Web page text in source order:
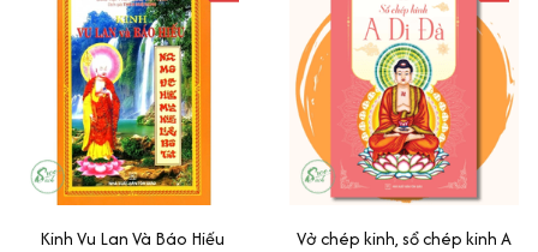
Kinh Vu Lan Và Báo Hiếu
Vở chép kinh, sổ chép kinh A